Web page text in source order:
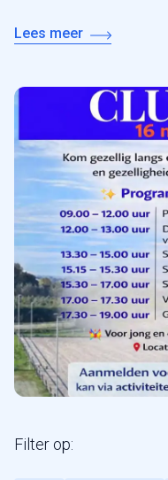
Lees meer
Filter op: